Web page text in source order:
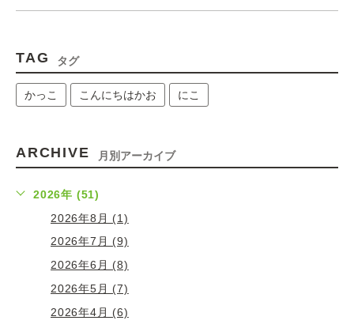
TAG タグ
かっこ こんにちはかお にこ
ARCHIVE 月別アーカイブ
2026年 (51)
2026年8月 (1)
2026年7月 (9)
2026年6月 (8)
2026年5月 (7)
2026年4月 (6)